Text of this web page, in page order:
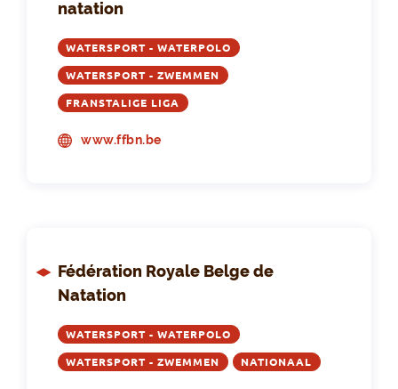
natation
WATERSPORT - WATERPOLO
WATERSPORT - ZWEMMEN
FRANSTALIGE LIGA
www.ffbn.be
Fédération Royale Belge de
Natation
WATERSPORT - WATERPOLO
WATERSPORT - ZWEMMEN NATIONAAL